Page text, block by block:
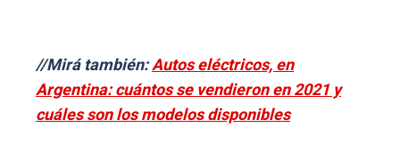
//Mirá también:Autos eléctricos, en
Argentina: cuántos se vendieron en 2021 y
cuáles son los modelos disponibles